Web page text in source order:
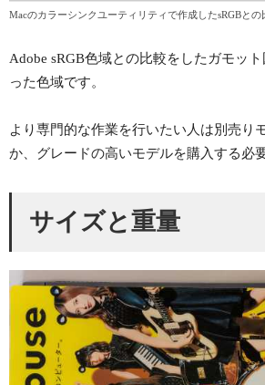
Macのカラーシンクユーティリティで作成したsRGBとの
Adobe sRGB色域との比較をしたガモッ
った色域です。
より専門的な作業を行いたい人は別売り
か、グレードの高いモデルを購入する必
サイズと重量